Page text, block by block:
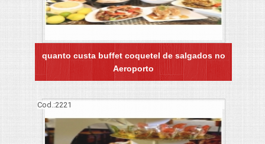
quanto custa buffet coquetel de salgados no
Aeroporto
Cod.:2221